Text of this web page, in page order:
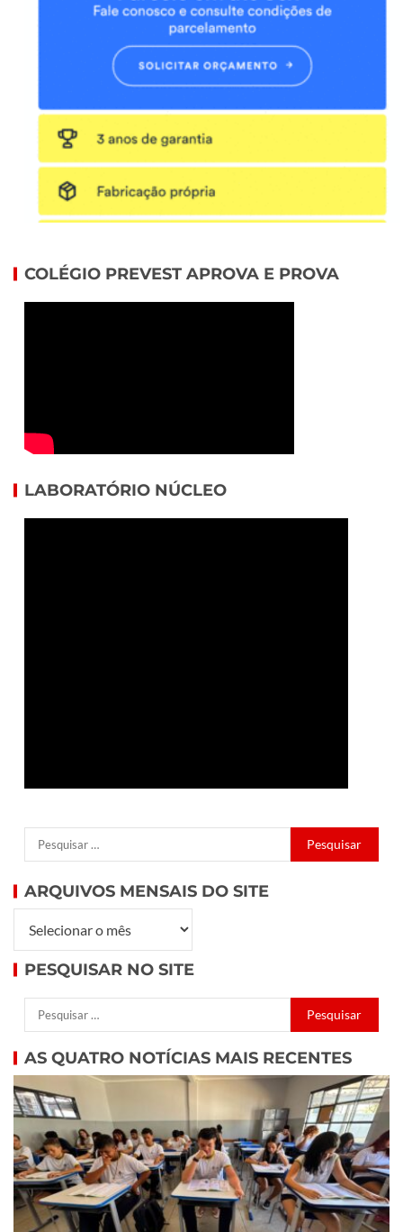
COLÉGIO PREVEST APROVA E PROVA
LABORATÓRIO NÚCLEO
ARQUIVOS MENSAIS DO SITE
PESQUISAR NO SITE
AS QUATRO NOTÍCIAS MAIS RECENTES